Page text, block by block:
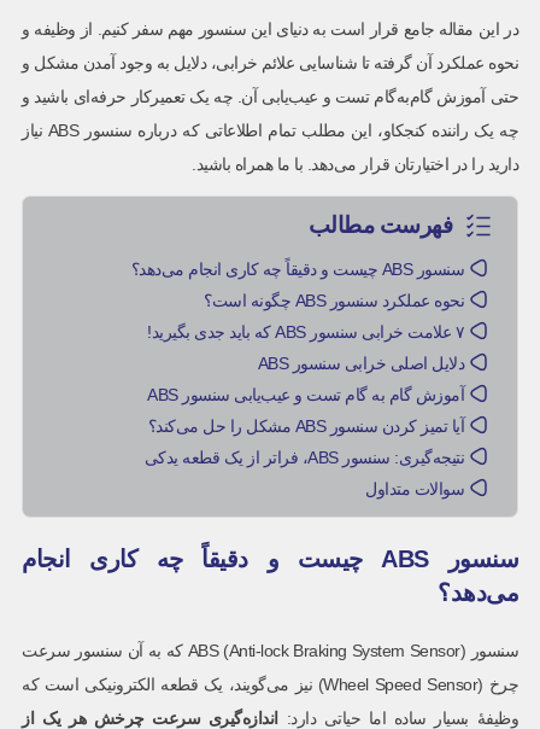
در این مقاله جامع قرار است به دنیای این سنسور مهم سفر کنیم. از وظیفه و
نحوه عملکرد آن گرفته تا شناسایی علائم خرابی، دلایل به وجود آمدن مشکل و
حتی آموزش گام‌به‌گام تست و عیب‌یابی آن. چه یک تعمیرکار حرفه‌ای باشید و
چه یک راننده کنجکاو، این مطلب تمام اطلاعاتی که درباره سنسور ABS نیاز
دارید را در اختیارتان قرار می‌دهد. با ما همراه باشید.
فهرست مطالب
سنسور ABS چیست و دقیقاً چه کاری انجام می‌دهد؟
نحوه عملکرد سنسور ABS چگونه است؟
۷ علامت خرابی سنسور ABS که باید جدی بگیرید!
دلایل اصلی خرابی سنسور ABS
آموزش گام به گام تست و عیب‌یابی سنسور ABS
آیا تمیز کردن سنسور ABS مشکل را حل می‌کند؟
نتیجه‌گیری: سنسور ABS، فراتر از یک قطعه یدکی
سوالات متداول
سنسور ABS چیست و دقیقاً چه کاری انجام
می‌دهد؟
سنسور ABS (Anti-lock Braking System Sensor) که به آن سنسور سرعت
چرخ (Wheel Speed Sensor) نیز می‌گویند، یک قطعه الکترونیکی است که
وظیفۀ بسیار ساده اما حیاتی دارد:
اندازه‌گیری سرعت چرخش هر یک از